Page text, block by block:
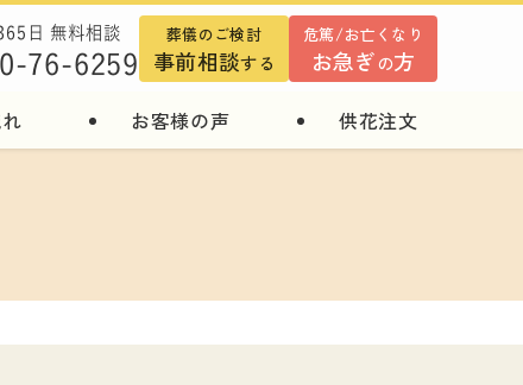
お客様の声 供花注文
日 無料相談
76-6259
葬儀のご検討
事前相談する
危篤/お亡くなり
お急ぎの方